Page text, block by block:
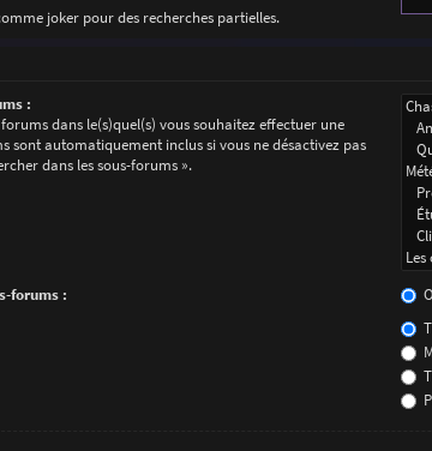
joker pour des recherches partielles.
:
dans le(s)quel(s) vous souhaitez effectuer une
sont automatiquement inclus si vous ne désactivez pas
dans les sous-forums ».
forums :